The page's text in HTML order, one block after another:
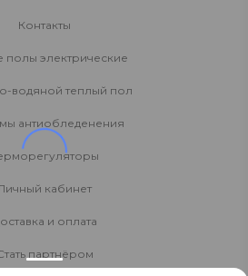
Контакты
полы электрические
водяной теплый пол
антиобледенения
кабинет
и оплата
партнёром